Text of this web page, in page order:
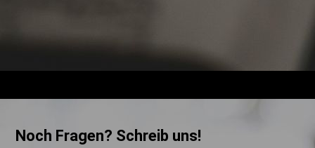
Noch Fragen? Schreib uns!